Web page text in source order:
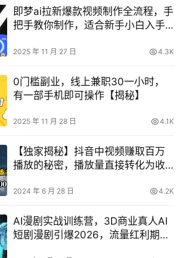
即梦ai拉新爆款视频制作全流程，手
把手教你制作，适合新手小白入手
2025 年 11 月 27 日 4.3K
0门槛副业，线上兼职30一小时，
有一部手机即可操作【揭秘】
2025 年 11 月 28 日 4.1K
【独家揭秘】抖音中视频赚取百万
播放的秘密，播放量直接转化为收
2024 年 6 月 28 日 4.2K
AI漫剧实战训练营，3D商业真人AI
短剧漫剧引爆2026，流量红利期已